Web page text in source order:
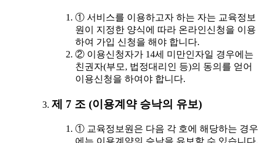
① 서비스를 이용하고자 하는 자는 교육정보
원이 지정한 양식에 따라 온라인신청을 이용
하여 가입 신청을 해야 합니다.
② 이용신청자가 14세 미만인자일 경우에는
친권자(부모, 법정대리인 등)의 동의를 얻어
이용신청을 하여야 합니다.
제 7 조 (이용계약 승낙의 유보)
① 교육정보원은 다음 각 호에 해당하는 경우
에는 이용계약의 승낙을 유보할 수 있습니다.